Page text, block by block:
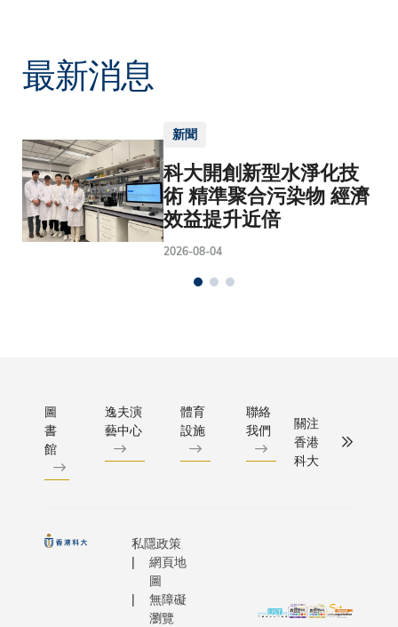
最新消息
新聞
科大開創新型水淨化技
術 精準聚合污染物 經濟
效益提升近倍
2026-08-04
圖
書
館
逸夫演
藝中心
體育
設施
聯絡
我們
關注
香港
科大
私隱政策
網頁地
圖
無障礙
瀏覽